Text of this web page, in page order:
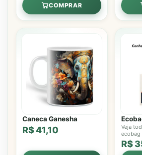
COMPRAR
Caneca Ganesha
R$ 41,10
Veja
ecobag
R$